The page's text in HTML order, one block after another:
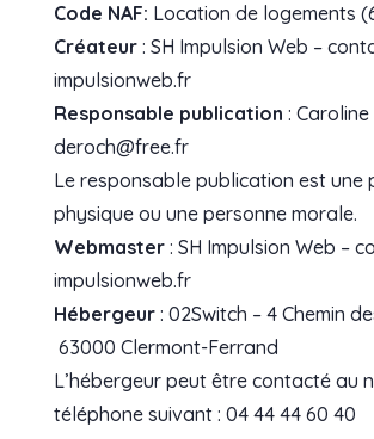
Code NAF: Location de logements
Créateur: SH Impulsion Web –
impulsionweb.fr
Responsable publication :
deroch@free.fr
Le responsable publication est une
physique ou une personne morale.
Webmaster: SH Impulsion Web –
impulsionweb.fr
Hébergeur: 02Switch – 4 Chemin
63000 Clermont-Ferrand
L’hébergeur peut être contacté au
téléphone suivant : 04 44 44 60 40